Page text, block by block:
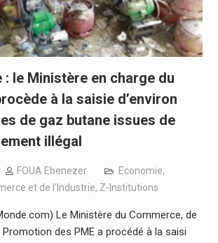
: le Ministère en charge du
à la saisie d’environ
de gaz butane issues de
illégal
FOUA Ebenezer Economie,
et de l'Industrie, Z-Institutions
Le Ministère du Commerce, de
Promotion des PME a procédé à la saisi